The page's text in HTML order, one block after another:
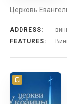
Церковь
ADDRESS:
FEATURES: